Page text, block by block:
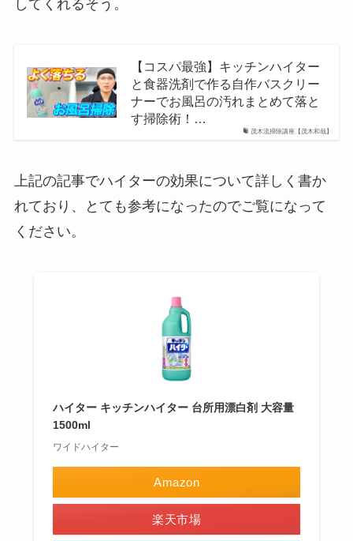
してくれるそう。
茂木流掃除講座【茂木和哉】
【コスパ最強】キッチンハイター
と食器洗剤で作る自作バスクリー
ナーでお風呂の汚れまとめて落と
す掃除術！…
上記の記事でハイターの効果について詳しく書か
れており、とても参考になったのでご覧になって
ください。
ハイター キッチンハイター 台所用漂白剤 大容量
1500ml
ワイドハイター
Amazon
楽天市場